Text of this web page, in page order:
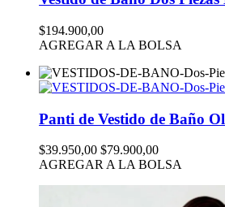
$194.900,00
AGREGAR A LA BOLSA
Panti de Vestido de Baño
$39.950,00 $79.900,00
AGREGAR A LA BOLSA